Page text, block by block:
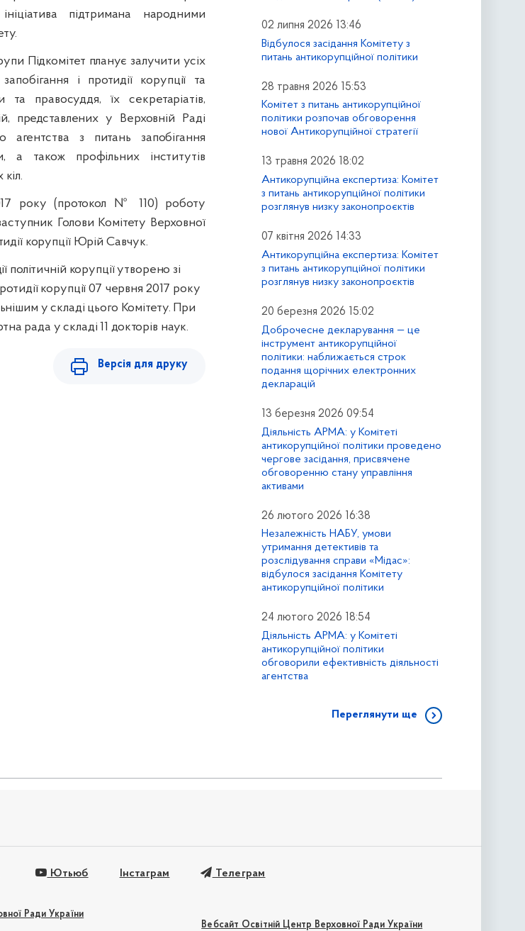
підтримана народними
Підкомітет планує залучити усіх
і протидії корупції та
та правосуддя, їх секретаріатів,
представлених у Верховній Раді
агентства з питань запобігання
а також профільних інститутів
року (протокол № 110) роботу
Голови Комітету Верховної
корупції Юрій Савчук.
політичній корупції утворено зі
корупції 07 червня 2017 року
у складі цього Комітету. При
рада у складі 11 докторів наук.
Версія для друку
02 липня 2026 13:46
Відбулося засідання Комітету з
питань антикорупційної політики
28 травня 2026 15:53
Комітет з питань антикорупційної
політики розпочав обговорення
нової Антикорупційної стратегії
13 травня 2026 18:02
Антикорупційна експертиза: Комітет
з питань антикорупційної політики
розглянув низку законопроєктів
07 квітня 2026 14:33
Антикорупційна експертиза: Комітет
з питань антикорупційної політики
розглянув низку законопроєктів
20 березня 2026 15:02
Доброчесне декларування — це
інструмент антикорупційної
політики: наближається строк
подання щорічних електронних
декларацій
13 березня 2026 09:54
Діяльність АРМА: у Комітеті
антикорупційної політики проведено
чергове засідання, присвячене
обговоренню стану управління
активами
26 лютого 2026 16:38
Незалежність НАБУ, умови
утримання детективів та
розслідування справи «Мідас»:
відбулося засідання Комітету
антикорупційної політики
24 лютого 2026 18:54
Діяльність АРМА: у Комітеті
антикорупційної політики
обговорили ефективність діяльності
агентства
Переглянути ще
Ютьюб Інстаграм Телеграм
Ради України
Вебсайт Освітній Центр Верховної Ради України